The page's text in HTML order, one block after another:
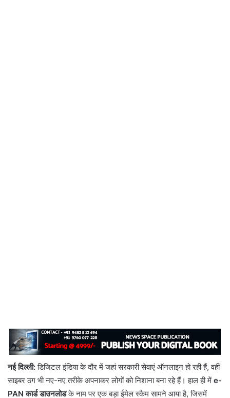
नई दिल्ली:डिजिटल इंडिया के दौर में जहां सरकारी सेवाएं ऑनलाइन हो रही हैं, वहीं
साइबर ठग भी नए-नए तरीके अपनाकर लोगों को निशाना बना रहे हैं। हाल ही में e-
PAN कार्ड डाउनलोडके नाम पर एक बड़ा ईमेल स्कैम सामने आया है, जिसमें